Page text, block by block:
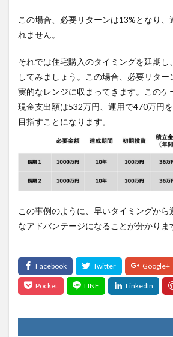
この場合、必要リターンは13%となり、
れません。
それでは住宅購入のタイミングを延期し
してみましょう。この場合、必要リター
実的なレンジに収まってきます。このケ
現金支出額は532万円、運用で470万円
目指すことになります。
この事例のように、早いタイミングから
なアドバンテージになることが分かりま